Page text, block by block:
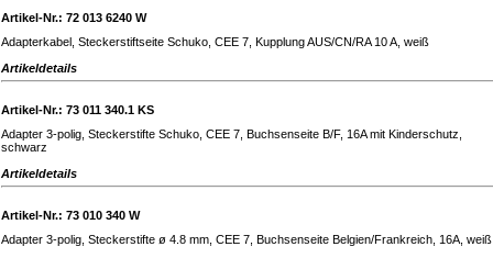
Artikel-Nr.: 72 013 6240 W
Adapterkabel, Steckerstiftseite Schuko, CEE 7, Kupplung AUS/CN/RA 10 A, weiß
Artikeldetails
Artikel-Nr.: 73 011 340.1 KS
Adapter 3-polig, Steckerstifte Schuko, CEE 7, Buchsenseite B/F, 16A mit Kinderschutz,
schwarz
Artikeldetails
Artikel-Nr.: 73 010 340 W
Adapter 3-polig, Steckerstifte ø 4.8 mm, CEE 7, Buchsenseite Belgien/Frankreich, 16A, weiß